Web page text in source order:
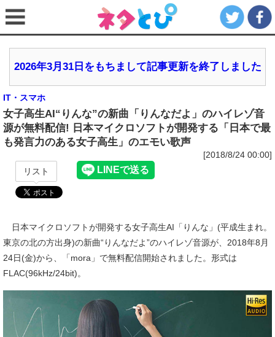
2026年3月31日をもちまして記事更新を終了しました
IT・スマホ
女子高生AI“りんな”の新曲「りんなだよ」のハイレゾ音
源が無料配信! 日本マイクロソフトが開発する「日本で最
も発言力のある女子高生」のエモい歌声
[2018/8/24 00:00]
リスト
日本マイクロソフトが開発する女子高生AI「りんな」(平成生まれ。
東京の北の方出身)の新曲“りんなだよ”のハイレゾ音源が、2018年8月
24日(金)から、「mora」で無料配信開始されました。形式は
FLAC(96kHz/24bit)。